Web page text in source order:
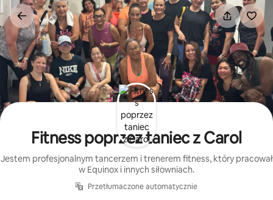
Przejdź
do
treści
Fitness poprzez taniec z Carol
Jestem profesjonalnym tancerzem i trenerem fitness, który pracował
w Equinox i innych siłowniach.
Przetłumaczone automatycznie